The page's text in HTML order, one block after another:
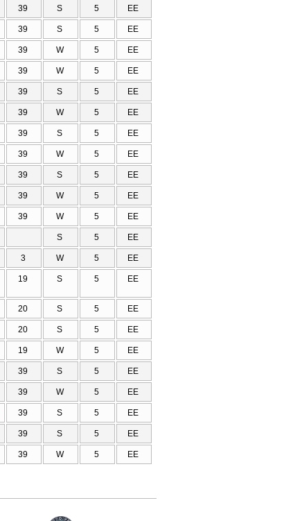
39 S 5 ΕΕ
39 S 5 ΕΕ
39 W 5 ΕΕ
39 W 5 ΕΕ
39 S 5 ΕΕ
39 W 5 ΕΕ
39 S 5 ΕΕ
39 W 5 ΕΕ
39 S 5 ΕΕ
39 W 5 ΕΕ
39 W 5 ΕΕ
S 5 ΕΕ
3 W 5 ΕΕ
19 S 5 ΕΕ
20 S 5 ΕΕ
20 S 5 ΕΕ
19 W 5 ΕΕ
39 S 5 ΕΕ
39 W 5 ΕΕ
39 S 5 ΕΕ
39 S 5 ΕΕ
39 W 5 ΕΕ